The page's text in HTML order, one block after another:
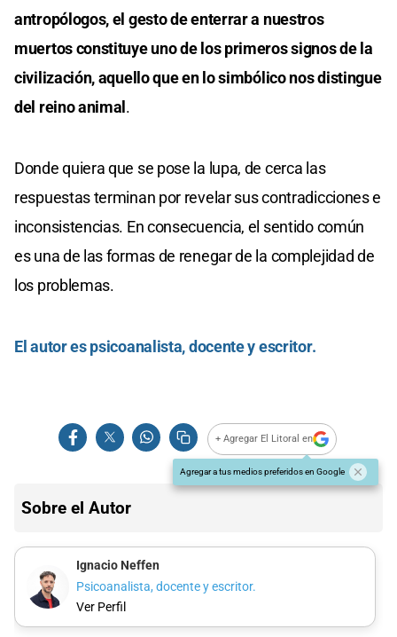
antropólogos, el gesto de enterrar a nuestros
muertos constituye uno de los primeros signos de la
civilización, aquello que en lo simbólico nos distingue
del reino animal.
Donde quiera que se pose la lupa, de cerca las
respuestas terminan por revelar sus contradicciones e
inconsistencias. En consecuencia, el sentido común
es una de las formas de renegar de la complejidad de
los problemas.
El autor es psicoanalista, docente y escritor.
+ Agregar El Litoral en
Agregar a tus medios preferidos en Google
Sobre el Autor
Ignacio Neffen
Psicoanalista, docente y escritor.
Ver Perfil